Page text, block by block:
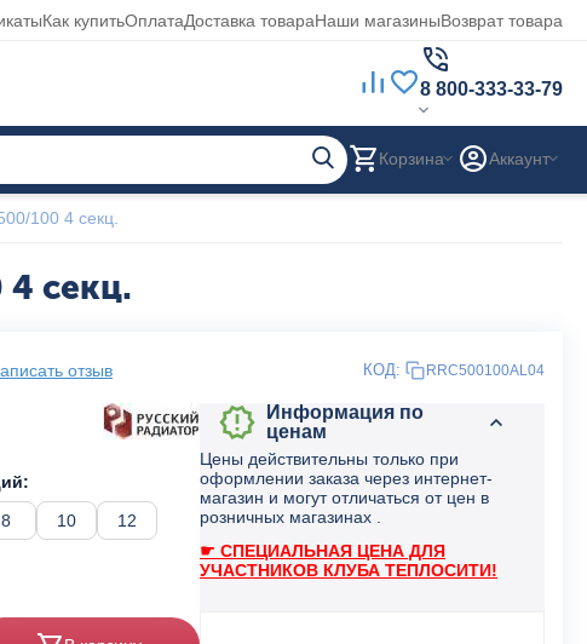
Как купитьОплатаДоставка товараНаши магазиныВозврат товара
8 800-333-33-79
Корзина Аккаунт
100 4 секц.
секц.
отзыв КОД: RRC500100AL04
8 10
12
Информация по
ценам
Цены действительны только при
оформлении заказа через интернет-
магазин и могут отличаться от цен в
розничных магазинах .
☛ СПЕЦИАЛЬНАЯ ЦЕНА ДЛЯ
УЧАСТНИКОВ КЛУБА ТЕПЛОСИТИ!